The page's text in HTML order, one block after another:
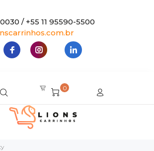
/ +55 11 95590-5500
0